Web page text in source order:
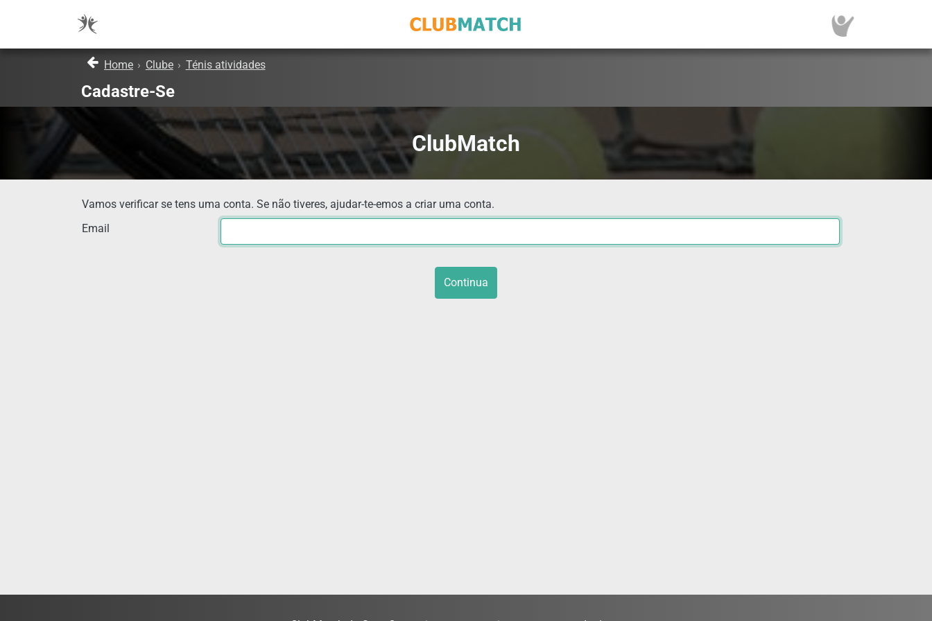
Home › Clube › Ténis atividades
Cadastre-Se
ClubMatch
Vamos verificar se tens uma conta. Se não tiveres, ajudar-te-emos a criar uma conta.
Email
Continua